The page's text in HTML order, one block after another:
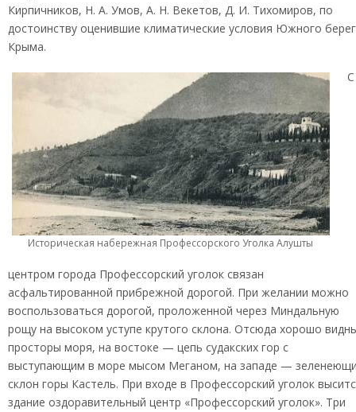
Кирпичников, Н. А. Умов, А. Н. Векетов, Д. И. Тихомиров, по
достоинству оценившие климатические условия Южного
Крыма.
Историческая набережная Профессорского Уголка Алушты
С
центром города Профессорский уголок связан
асфальтированной прибрежной дорогой. При желании можно
воспользоваться дорогой, проложенной через Миндальную
рощу на высоком уступе крутого склона. Отсюда хорошо
просторы моря, на востоке — цепь судакских гор с
выступающим в море мысом Меганом, на западе —
склон горы Кастель. При входе в Профессорский уголок
здание оздоравительный центр «Профессорский уголок». Три